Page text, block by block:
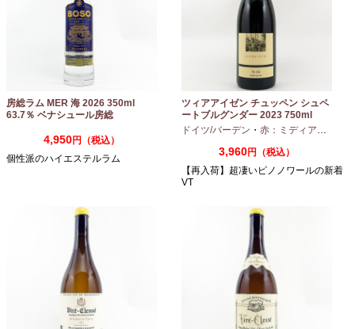
房総ラム MER 海 2026 350ml
63.7％ ベナシュール房総
4,950円（税込）
個性派のハイエステルラム
ツィアアイゼン チュッペン シュペ
ートブルグンダー 2023 750ml
ドイツ/バーデン ・ 赤：ミディアムボディ
3,960円（税込）
【再入荷】超凄いピノノワールの新着
VT